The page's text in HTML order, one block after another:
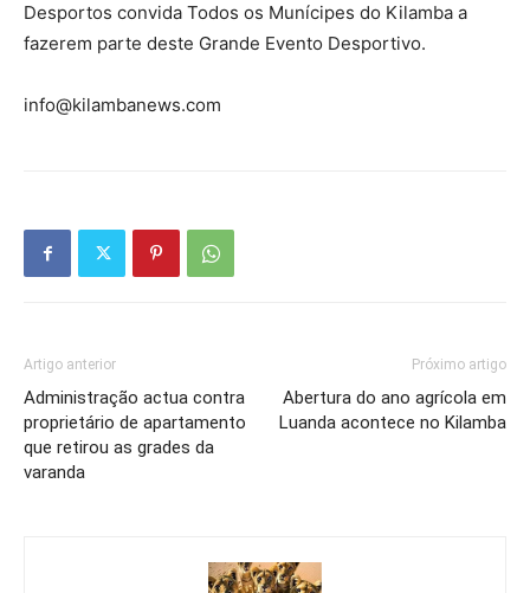
Desportos convida Todos os Munícipes do Kilamba a
fazerem parte deste Grande Evento Desportivo.
info@kilambanews.com
Artigo anterior
Administração actua contra
proprietário de apartamento
que retirou as grades da
varanda
Próximo artigo
Abertura do ano agrícola em
Luanda acontece no Kilamba